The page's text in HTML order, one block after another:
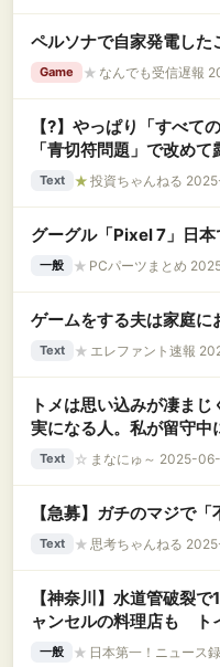
ペルソナで自家発電した
Game ★ なんでも受信遅報
【?】やっぱり「すべて
「青切符問題」で改め
陥
Text ★ 投資ちゃんねる
グーグル「Pixel 7」日
一般 ★ PCパーツまとめ
ゲームをする夫は家庭に
Text ★ エレファント速報
トメは思い込みが凄ま
実になる人。私が留守中
薬を見て「産婦人科の
Text ☆ まなにゅ～ 2025-
【急募】ガチのマジで
Text ★ 思考ちゃんねる
【神奈川】水道管破裂
ャンセルの料理店も ト
倉を直撃
一般 ★ 日本第一！ニュース